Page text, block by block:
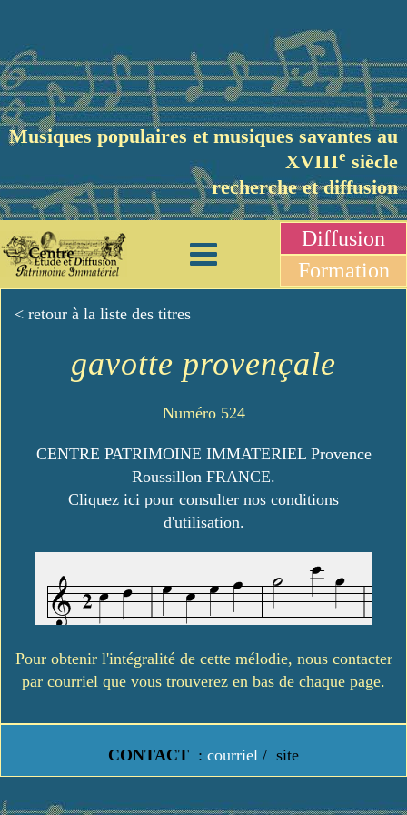
Musiques populaires et musiques savantes au
XVIIIe siècle
recherche et diffusion
Diffusion
Formation
< retour à la liste des titres
gavotte provençale
Numéro 524
CENTRE PATRIMOINE IMMATERIEL Provence
Roussillon FRANCE.
Cliquez ici pour consulter nos conditions
d'utilisation.
Pour obtenir l'intégralité de cette mélodie, nous contacter
par courriel que vous trouverez en bas de chaque page.
CONTACT : courriel / site
https://www.lavielledanstoussesetats.fr